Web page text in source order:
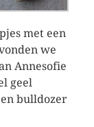
met een
we
Annesofie
geel
bulldozer